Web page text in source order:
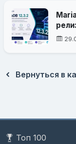
и
Вернуться в
Топ 100